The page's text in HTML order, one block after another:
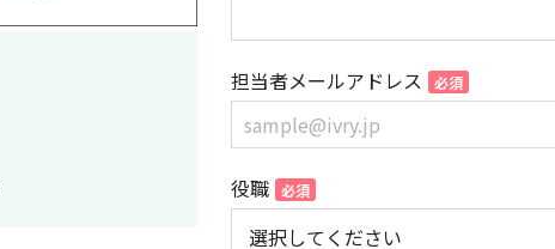
担当者メールアドレス
役職